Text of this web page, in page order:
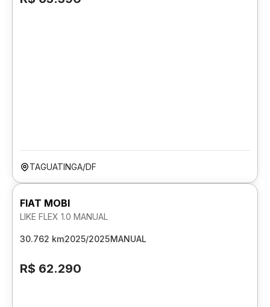
TAGUATINGA/DF
FIAT MOBI
LIKE FLEX 1.0 MANUAL
30.762 km2025/2025MANUAL
R$ 62.290